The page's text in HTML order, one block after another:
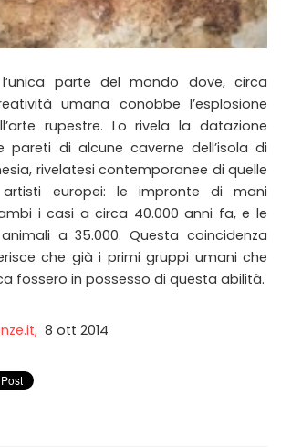
l’unica parte del mondo dove, circa
umana conobbe l’esplosione
rupestre. Lo rivela la datazione
pareti di alcune caverne dell’isola di
rivelatesi contemporanee di quelle
europei: le impronte di mani
i casi a circa 40.000 anni fa, e le
a 35.000. Questa coincidenza
che già i primi gruppi umani che
fossero in possesso di questa abilità.
8 ott 2014